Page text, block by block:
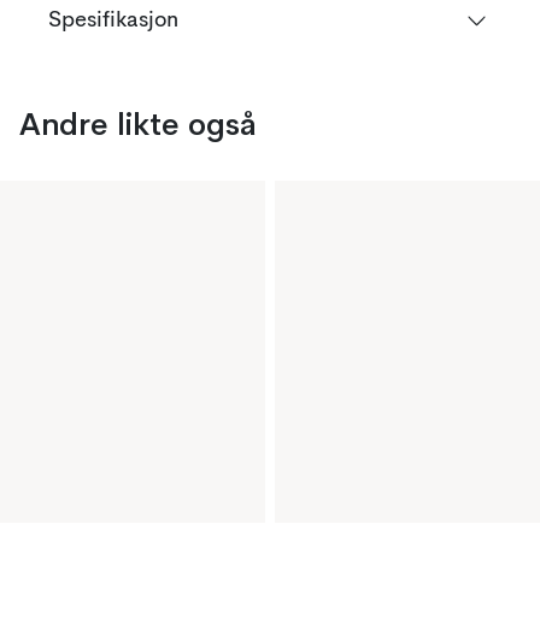
Spesifikasjon
Andre likte også